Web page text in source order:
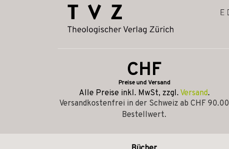
CHF
Preise und Versand
Alle Preise inkl. MwSt, zzgl. Versand.
Versandkostenfrei in der Schweiz ab CHF 90.00
Bestellwert.